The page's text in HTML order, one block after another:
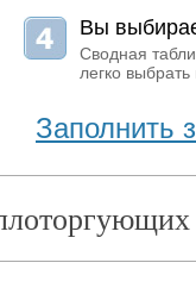
Вы
Сводная
легко
Заполнить